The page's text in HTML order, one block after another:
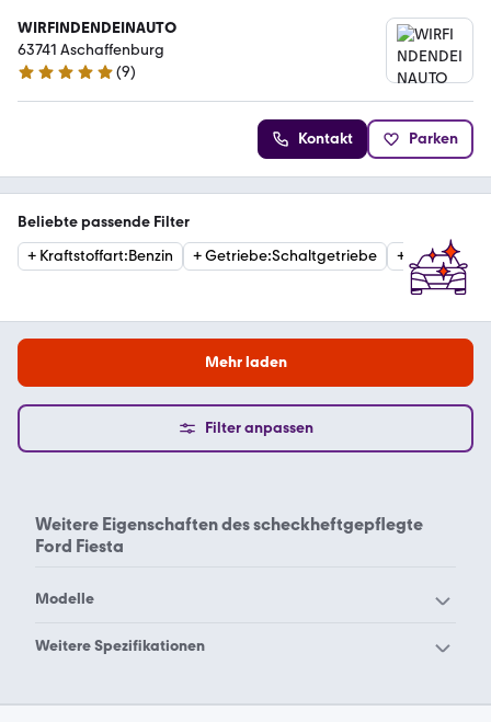
WIRFINDENDEINAUTO
63741 Aschaffenburg
5 Sterne
(9)
Kontakt Parken
Beliebte passende Filter
+ Kraftstoffart:Benzin +Getriebe:Schaltgetriebe +
Mehr laden
Filter anpassen
Weitere Eigenschaften desscheckheftgepflegte
Ford Fiesta
Modelle
Ford Aerostar
Ford C-Max
Ford Capri
Weitere Spezifikationen